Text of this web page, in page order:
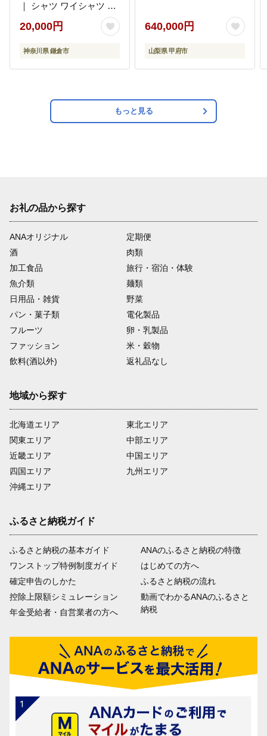
｜ シャツ ワイシャツ メ
ンズ オーダー シャツ 人
気 おすすめ ギフトカー
ド 紳士服 レディースシ
ビジネスシャツ 贈答用
20,000円
神奈川県 鎌倉市
640,000円
山梨県 甲府市
もっと見る
お礼の品から探す
ANAオリジナル
定期便
酒
肉類
加工食品
旅行・宿泊・体験
魚介類
麺類
日用品・雑貨
野菜
パン・菓子類
電化製品
フルーツ
卵・乳製品
ファッション
米・穀物
飲料(酒以外)
返礼品なし
地域から探す
北海道エリア
関東エリア
近畿エリア
四国エリア
沖縄エリア
東北エリア
中部エリア
中国エリア
九州エリア
ふるさと納税ガイド
ふるさと納税の基本ガイド
ワンストップ特例制度ガイド
確定申告のしかた
控除上限額シミュレーション
年金受給者・自営業者の方へ
ANAのふるさと納税の特徴
はじめての方へ
ふるさと納税の流れ
動画でわかるANAのふるさと
納税